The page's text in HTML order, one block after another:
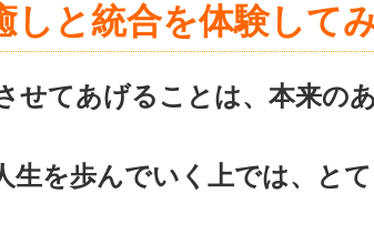
と統合を体験して
せてあげることは、本来の
生を歩んでいく上では、と